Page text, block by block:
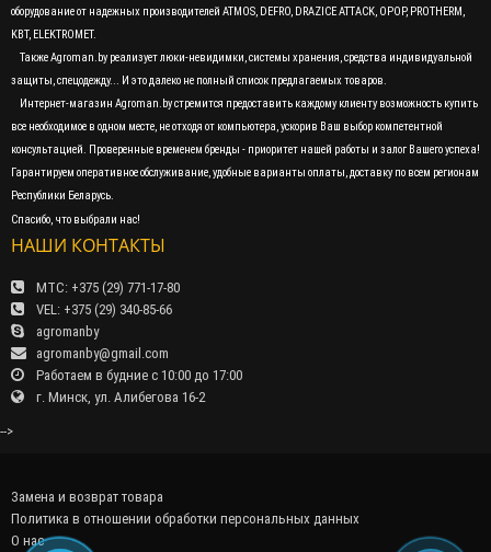
оборудование от надежных производителей ATMOS, DEFRO, DRAZICE ATTACK, OPOP, PROTHERM,
KBT, ELEKTROMET.
Также Agroman.by реализует люки-невидимки, системы хранения, средства индивидуальной
защиты, спецодежду... И это далеко не полный список предлагаемых товаров.
Интернет-магазин Agroman.by стремится предоставить каждому клиенту возможность купить
все необходимое в одном месте, не отходя от компьютера, ускорив Ваш выбор компетентной
консультацией. Проверенные временем бренды - приоритет нашей работы и залог Вашего успеха!
Гарантируем оперативное обслуживание, удобные варианты оплаты, доставку по всем регионам
Республики Беларусь.
Спасибо, что выбрали нас!
НАШИ КОНТАКТЫ
МТС: +375 (29) 771-17-80
VEL: +375 (29) 340-85-66
agromanby
agromanby@gmail.com
Работаем в будние с 10:00 до 17:00
г. Минск, ул. Алибегова 16-2
-->
Замена и возврат товара
Политика в отношении обработки персональных данных
О нас